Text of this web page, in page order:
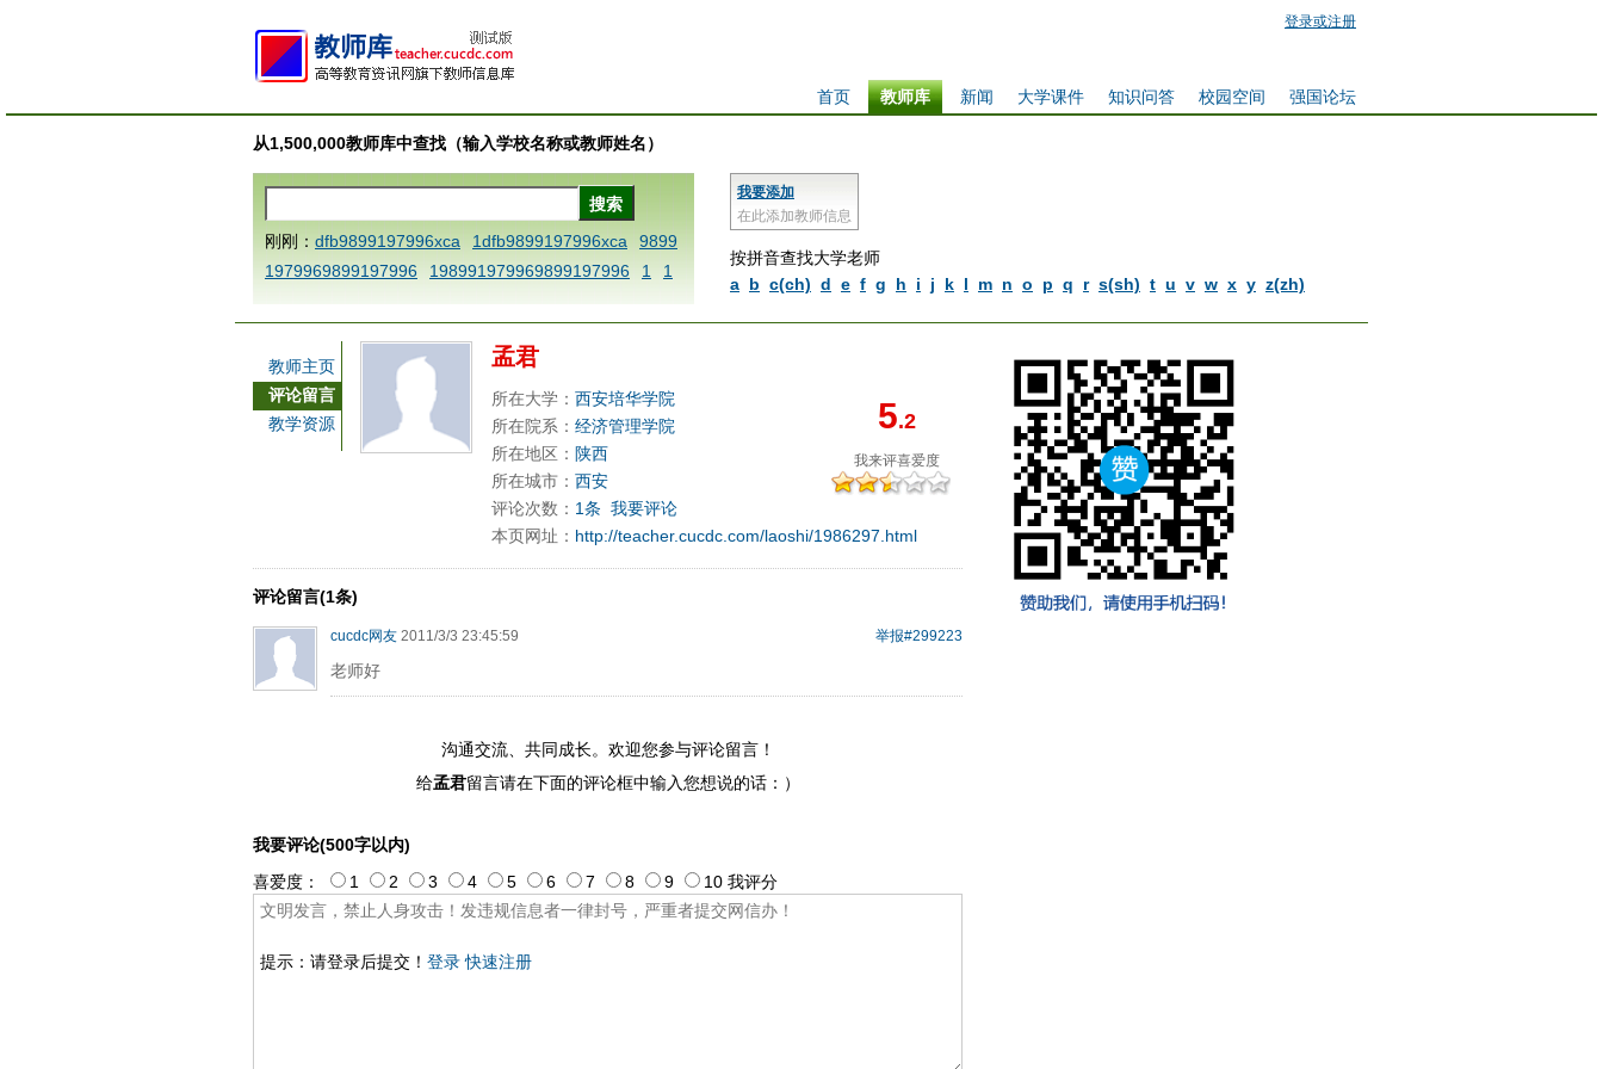
登录或注册
强国论坛
校园空间
知识问答
大学课件
新闻
教师库
首页
从1,500,000教师库中查找（输入学校名称或教师姓名）
我要添加
在此添加教师信息
按拼音查找大学老师
a b c(ch) d e f g h i j k l m n o p q r s(sh) t u v w x y z(zh)
刚刚： dfb9899197996xca 1dfb9899197996xca
9899
1979969899197996
198991979969899197996 1
1
AAABBBCCCdefine blablaenddefine dfbxyzendtemplat
a
1dfbmath key98991 methodmultiply operand97996x
ca
1dfbsetx9899197996xxca 1dfbthisxca
1dfbxca12
3
1dfbzzzzzzzzbbbccccdddeeexcareplacezo
1printdf
b 9899197996 xca
AAABBBCCCdefine blablaenddefin
e dfbxyzendtemplate dfbCCCBBBAAA
dfb
dfb989919
dfbmath key98991 methodmulti
dfbsetx9899197996xxca
教师主页
评论留言
教学资源
孟君
5.2
我来评喜爱度
所在大学： 西安培华学院
所在院系： 经济管理学院
所在地区： 陕西
所在城市： 西安
评论次数： 1条 我要评论
本页网址： http://teacher.cucdc.com/laoshi/1986297.html
评论留言(1条)
举报#299223
cucdc网友 2011/3/3 23:45:59
老师好
沟通交流、共同成长。欢迎您参与评论留言！
给孟君留言请在下面的评论框中输入您想说的话：）
我要评论(500字以内)
提示：请登录后提交！ 登录 快速注册
喜爱度： 1 2 3 4 5 6 7 8 9 10 我评分